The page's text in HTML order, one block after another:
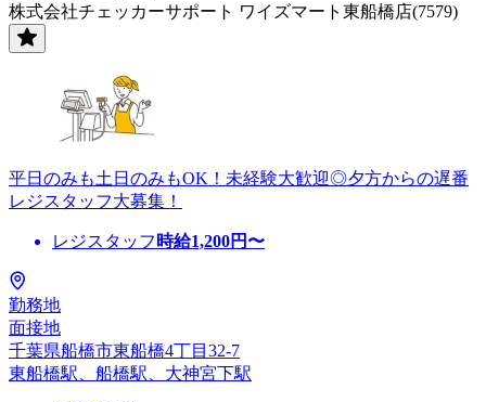
株式会社チェッカーサポート ワイズマート東船橋店(7579)
平日のみも土日のみもOK！未経験大歓迎◎夕方からの遅番
レジスタッフ大募集！
レジスタッフ 時給1,200円〜
勤務地
面接地
千葉県船橋市東船橋4丁目32-7
東船橋駅、船橋駅、大神宮下駅